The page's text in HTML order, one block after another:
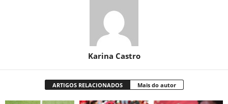
Karina Castro
ARTIGOS RELACIONADOS Mais do autor